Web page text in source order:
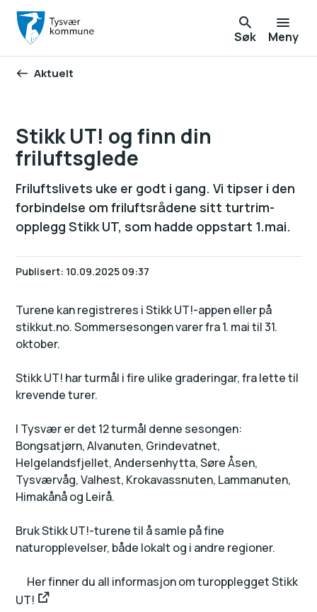
Søk Meny
Du er her:
Aktuelt
Stikk UT! og finn din
friluftsglede
Friluftslivets uke er godt i gang. Vi tipser i den
forbindelse om friluftsrådene sitt turtrim-
opplegg Stikk UT, som hadde oppstart 1.mai.
Publisert 10.09.2025 09:37
Turene kan registreres i Stikk UT!-appen eller på
stikkut.no. Sommersesongen varer fra 1. mai til 31.
oktober.
Stikk UT! har turmål i fire ulike graderingar, fra lette til
krevende turer.
I Tysvær er det 12 turmål denne sesongen:
Bongsatjørn, Alvanuten, Grindevatnet,
Helgelandsfjellet, Andersenhytta, Søre Åsen,
Tysværvåg, Valhest, Krokavassnuten, Lammanuten,
Himakånå og Leirå.
Bruk Stikk UT!-turene til å samle på fine
naturopplevelser, både lokalt og i andre regioner.
Her finner du all informasjon om turopplegget Stikk
UT!